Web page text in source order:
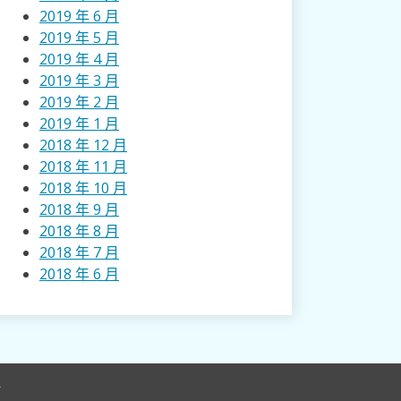
2019 年 6 月
2019 年 5 月
2019 年 4 月
2019 年 3 月
2019 年 2 月
2019 年 1 月
2018 年 12 月
2018 年 11 月
2018 年 10 月
2018 年 9 月
2018 年 8 月
2018 年 7 月
2018 年 6 月